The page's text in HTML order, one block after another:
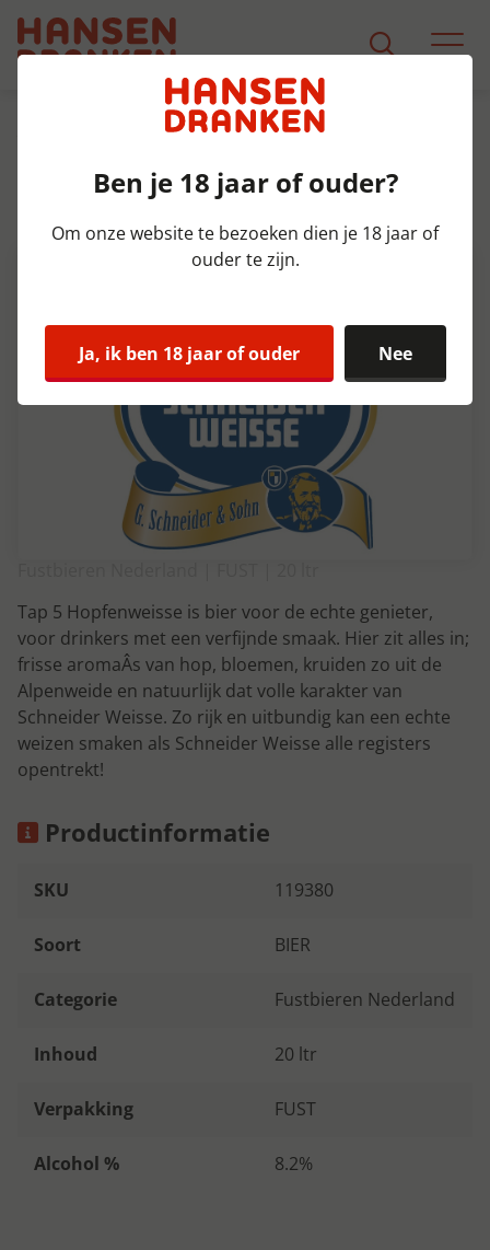
Product Detail
Schneider Tap 5 Hopfenweisse
Fust 20 ltr 8,2%
Tap 5 Hopfenweisse is bier voor de echte genieter,
voor drinkers met een verfijnde smaak. Hier zit alles in;
frisse aromaÂs van hop, bloemen, kruiden zo uit de
Alpenweide en natuurlijk dat volle karakter van
Schneider Weisse. Zo rijk en uitbundig kan een echte
weizen smaken als Schneider Weisse alle registers
opentrekt!
Productinformatie
SKU 119380
Soort BIER
Categorie Fustbieren Nederland
Inhoud 20 ltr
Verpakking FUST
Alcohol % 8.2%
Ben je 18 jaar of ouder?
Om onze website te bezoeken dien je 18 jaar of
ouder te zijn.
Ja, ik ben 18 jaar of ouder Nee